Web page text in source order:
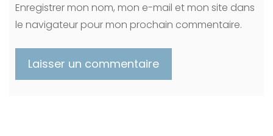
Enregistrer mon nom, mon e-mail et mon site dans
le navigateur pour mon prochain commentaire.